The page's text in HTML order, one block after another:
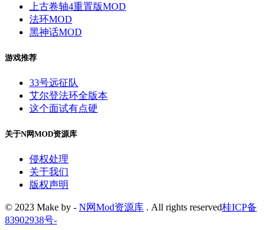
上古卷轴4重置版MOD
法环MOD
黑神话MOD
游戏推荐
33号远征队
艾尔登法环全版本
这个面试有点硬
关于N网MOD资源库
侵权处理
关于我们
版权声明
© 2023 Make by - N网Mod资源库 . All rights reserved桂ICP备
83902938号-